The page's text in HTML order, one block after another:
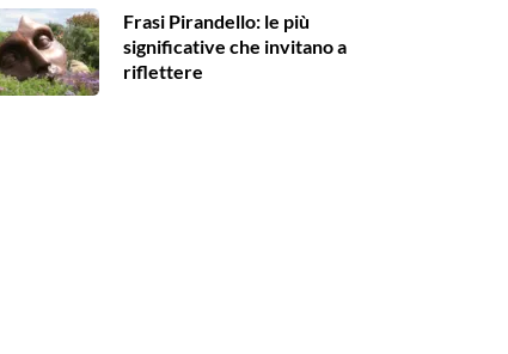
Frasi Pirandello: le più
significative che invitano a
riflettere